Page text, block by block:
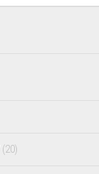
(20)